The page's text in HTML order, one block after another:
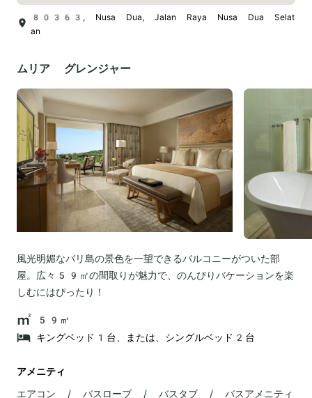
80363, Nusa Dua, Jalan Raya Nusa Dua Selat
an
ムリア グレンジャー
風光明媚なバリ島の景色を一望できるバルコニーがついた部
屋。広々59㎡の間取りが魅力で、のんびりバケーションを楽
しむにはぴったり！
59㎡
キングベッド1台、または、シングルベッド2台
アメニティ
エアコン / バスローブ / バスタブ / バスアメニティ